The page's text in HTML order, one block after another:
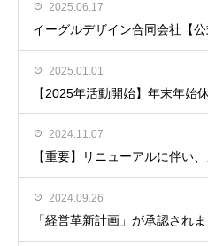
2025.06.17
イーグルデザイン合同会社【
2025.01.01
【2025年活動開始】年末年始
2024.11.07
【重要】リニューアルに伴い
2024.09.26
「経営革新計画」が承認され